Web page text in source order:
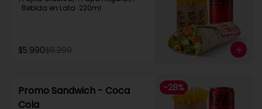
Bebida en Lata  220ml
$5.990$8.290
-28%
Promo Sandwich - Coca
Cola